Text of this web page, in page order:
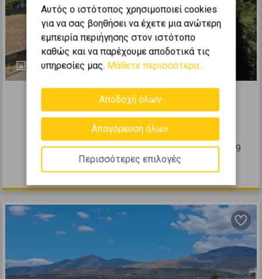
13
Διαμέρισμα 115τ.μ. προς πώληση
3
1 1 (1ος) 115m2 2009
250.000 €
Αυτός ο ιστότοπος χρησιμοποιεί cookies
για να σας βοηθήσει να έχετε μια ανώτερη
εμπειρία περιήγησης στον ιστότοπο
καθώς και να παρέχουμε αποδοτικά τις
υπηρεσίες μας. Μάθετε περισσότερα...
Αποδοχή όλων
Απαγόρευση όλων
Περισσότερες επιλογές